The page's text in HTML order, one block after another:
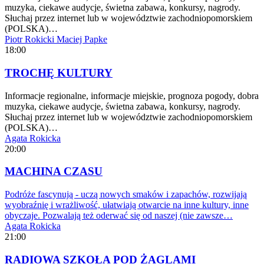
muzyka, ciekawe audycje, świetna zabawa, konkursy, nagrody.
Słuchaj przez internet lub w województwie zachodniopomorskiem
(POLSKA)…
Piotr Rokicki Maciej Papke
18:00
TROCHĘ KULTURY
Informacje regionalne, informacje miejskie, prognoza pogody, dobra
muzyka, ciekawe audycje, świetna zabawa, konkursy, nagrody.
Słuchaj przez internet lub w województwie zachodniopomorskiem
(POLSKA)…
Agata Rokicka
20:00
MACHINA CZASU
Podróże fascynują - uczą nowych smaków i zapachów, rozwijają
wyobraźnię i wrażliwość, ułatwiają otwarcie na inne kultury, inne
obyczaje. Pozwalają też oderwać się od naszej (nie zawsze…
Agata Rokicka
21:00
RADIOWA SZKOŁA POD ŻAGLAMI